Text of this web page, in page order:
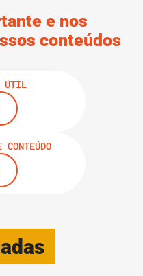
e nos
conteúdos
ÚTIL
CONTEÚDO